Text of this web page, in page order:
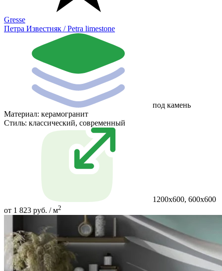
Gresse
Петра Известняк / Petra limestone
под камень
Материал: керамогранит
Стиль: классический, современный
1200х600, 600х600
от 1 823 руб. / м2